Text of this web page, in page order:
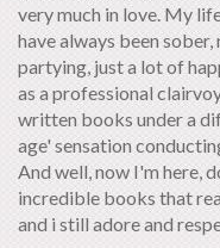
very much in love. My
have always been
partying, just a lot of
as a professional
written books under a
age' sensation
And well, now I'm here,
incredible books that
and i still adore and